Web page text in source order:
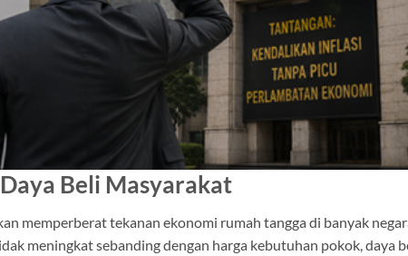
Beli Masyarakat
memperberat tekanan ekonomi rumah tangga di banyak
meningkat sebanding dengan harga kebutuhan pokok, daya